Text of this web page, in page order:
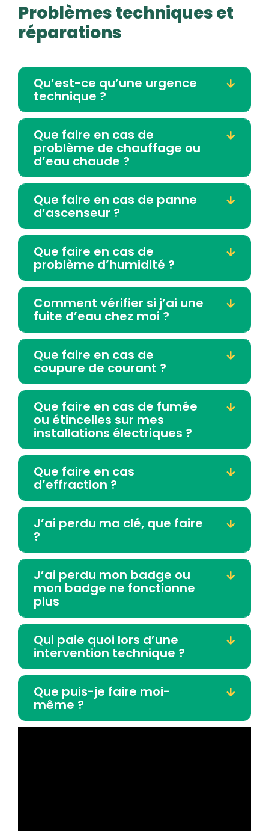
Problèmes techniques et
réparations
Qu’est-ce qu’une urgence
technique ?
Que faire en cas de
problème de chauffage ou
d’eau chaude ?
Que faire en cas de panne
d’ascenseur ?
Que faire en cas de
problème d’humidité ?
Comment vérifier si j’ai une
fuite d’eau chez moi ?
Que faire en cas de
coupure de courant ?
Que faire en cas de fumée
ou étincelles sur mes
installations électriques ?
Que faire en cas
d’effraction ?
J’ai perdu ma clé, que faire
?
J’ai perdu mon badge ou
mon badge ne fonctionne
plus
Qui paie quoi lors d’une
intervention technique ?
Que puis-je faire moi-
même ?